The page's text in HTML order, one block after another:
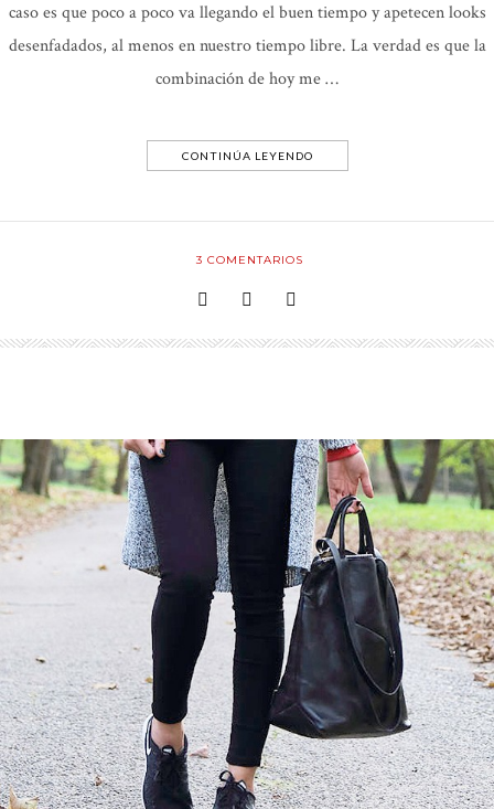
caso es que poco a poco va llegando el buen tiempo y apetecen looks
desenfadados, al menos en nuestro tiempo libre. La verdad es que la
combinación de hoy me …
CONTINÚA LEYENDO
3 COMENTARIOS